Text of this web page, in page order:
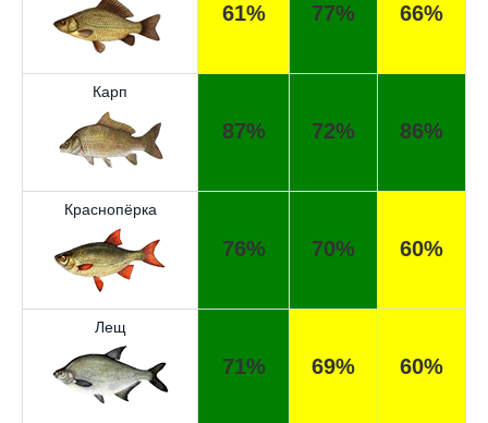
61% 77% 66%
Карп
87% 72% 86%
Краснопёрка
76% 70% 60%
Лещ
71% 69% 60%